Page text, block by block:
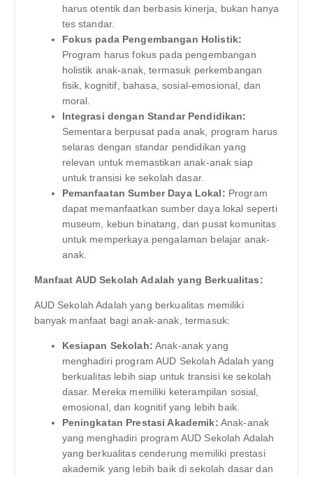
harus otentik dan berbasis kinerja, bukan hanya
tes standar.
Fokus pada Pengembangan Holistik:
Program harus fokus pada pengembangan
holistik anak-anak, termasuk perkembangan
fisik, kognitif, bahasa, sosial-emosional, dan
moral.
Integrasi dengan Standar Pendidikan:
Sementara berpusat pada anak, program harus
selaras dengan standar pendidikan yang
relevan untuk memastikan anak-anak siap
untuk transisi ke sekolah dasar.
Pemanfaatan Sumber Daya Lokal: Program
dapat memanfaatkan sumber daya lokal seperti
museum, kebun binatang, dan pusat komunitas
untuk memperkaya pengalaman belajar anak-
anak.
Manfaat AUD Sekolah Adalah yang Berkualitas:
AUD Sekolah Adalah yang berkualitas memiliki
banyak manfaat bagi anak-anak, termasuk:
Kesiapan Sekolah: Anak-anak yang
menghadiri program AUD Sekolah Adalah yang
berkualitas lebih siap untuk transisi ke sekolah
dasar. Mereka memiliki keterampilan sosial,
emosional, dan kognitif yang lebih baik.
Peningkatan Prestasi Akademik: Anak-anak
yang menghadiri program AUD Sekolah Adalah
yang berkualitas cenderung memiliki prestasi
akademik yang lebih baik di sekolah dasar dan